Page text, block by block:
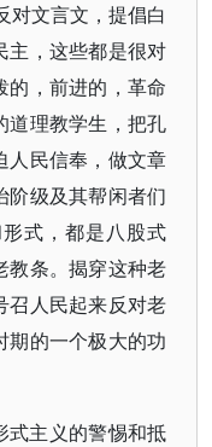
对文言文，提倡白
主，这些都是很对
的，前进的，革命
道理教学生，把孔
人民信奉，做文章
阶级及其帮闲者们
式，都是八股式
教条。揭穿这种老
召人民起来反对老
期的一个极大的功
式主义的警惕和抵